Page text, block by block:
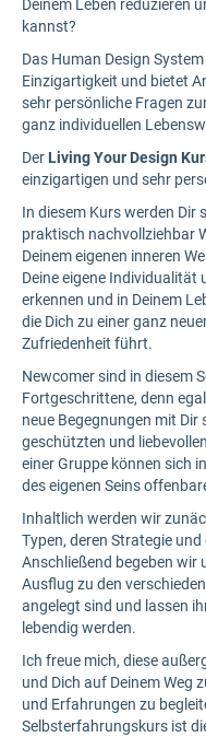
Deinem Leben reduzieren
kannst?
Das Human Design
Einzigartigkeit und bietet
sehr persönliche Fragen
ganz individuellen
Der Living Your Design
einzigartigen und sehr
In diesem Kurs werden Dir
praktisch nachvollziehbar
Deinem eigenen inneren
Deine eigene Individualität
erkennen und in Deinem
die Dich zu einer ganz
Zufriedenheit führt.
Newcomer sind in diesem
Fortgeschrittene, denn
neue Begegnungen mit
geschützten und
einer Gruppe können sich
des eigenen Seins
Inhaltlich werden wir
Typen, deren Strategie
Anschließend begeben wir
Ausflug zu den
angelegt sind und lassen
lebendig werden.
Ich freue mich, diese
und Dich auf Deinem Weg
und Erfahrungen zu
Selbsterfahrungskurs ist